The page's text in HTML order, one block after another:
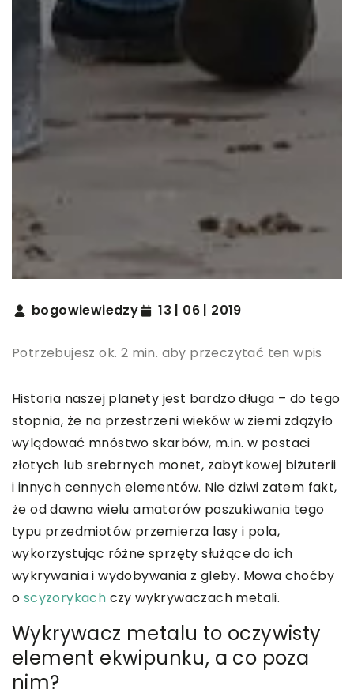
bogowiewiedzy 13 | 06 | 2019
Potrzebujesz ok. 2 min. aby przeczytać ten wpis
Historia naszej planety jest bardzo długa – do tego
stopnia, że na przestrzeni wieków w ziemi zdążyło
wylądować mnóstwo skarbów, m.in. w postaci
złotych lub srebrnych monet, zabytkowej biżuterii
i innych cennych elementów. Nie dziwi zatem fakt,
że od dawna wielu amatorów poszukiwania tego
typu przedmiotów przemierza lasy i pola,
wykorzystując różne sprzęty służące do ich
wykrywania i wydobywania z gleby. Mowa choćby
o scyzorykach czy wykrywaczach metali.
Wykrywacz metalu to oczywisty
element ekwipunku, a co poza
nim?